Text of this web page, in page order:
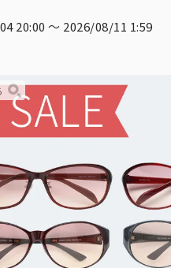
20:00〜 2026/08/11 1:59